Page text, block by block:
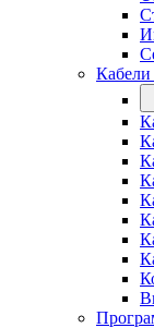
Кабели